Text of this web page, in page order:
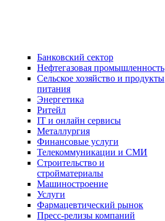
Банковский сектор
Нефтегазовая промышленность
Сельское хозяйство и продукты
питания
Энергетика
Ритейл
IT и онлайн сервисы
Металлургия
Финансовые услуги
Телекоммуникации и СМИ
Строительство и
стройматериалы
Машиностроение
Услуги
Фарма­цев­ти­чес­кий рынок
Пресс-релизы компаний